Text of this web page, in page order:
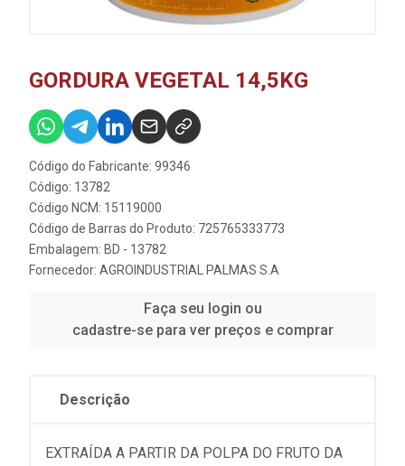
GORDURA VEGETAL 14,5KG
Código do Fabricante: 99346
Código: 13782
Código NCM: 15119000
Código de Barras do Produto: 725765333773
Embalagem: BD - 13782
Fornecedor: AGROINDUSTRIAL PALMAS S.A
Faça seu login ou
cadastre-se para ver preços e comprar
Descrição
EXTRAÍDA A PARTIR DA POLPA DO FRUTO DA